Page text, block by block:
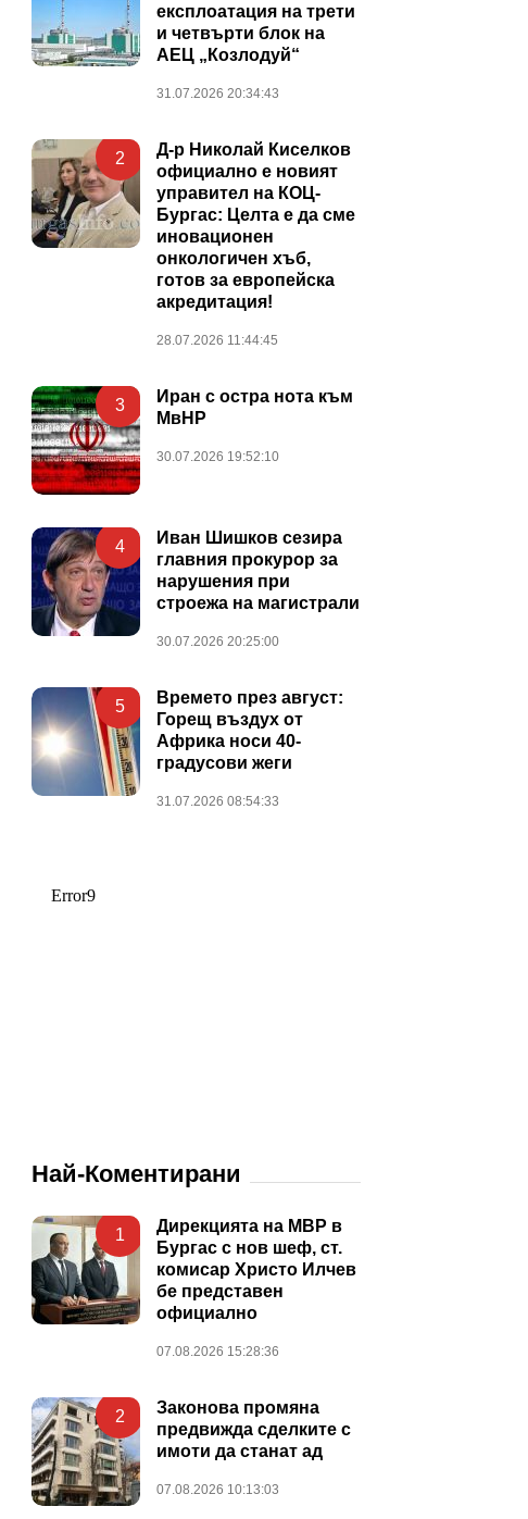
експлоатация на трети
и четвърти блок на
АЕЦ „Козлодуй“
31.07.2026 20:34:43
2
Д-р Николай Киселков
официално е новият
управител на КОЦ-
Бургас: Целта е да сме
иновационен
онкологичен хъб,
готов за европейска
акредитация!
28.07.2026 11:44:45
3
Иран с остра нота към
МвНР
30.07.2026 19:52:10
4
Иван Шишков сезира
главния прокурор за
нарушения при
строежа на магистрали
30.07.2026 20:25:00
5
Времето през август:
Горещ въздух от
Африка носи 40-
градусови жеги
31.07.2026 08:54:33
Най-Коментирани
1
Дирекцията на МВР в
Бургас с нов шеф, ст.
комисар Христо Илчев
бе представен
официално
07.08.2026 15:28:36
2
Законова промяна
предвижда сделките с
имоти да станат ад
07.08.2026 10:13:03